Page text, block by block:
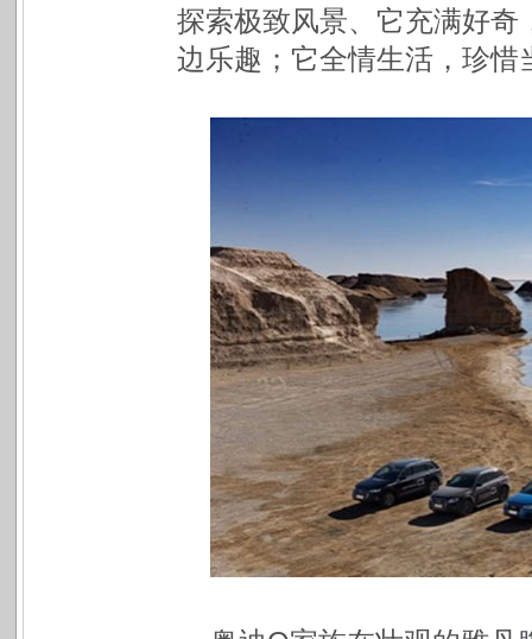
探索极致风景、它充满好
边乐趣；它全情生活，珍惜